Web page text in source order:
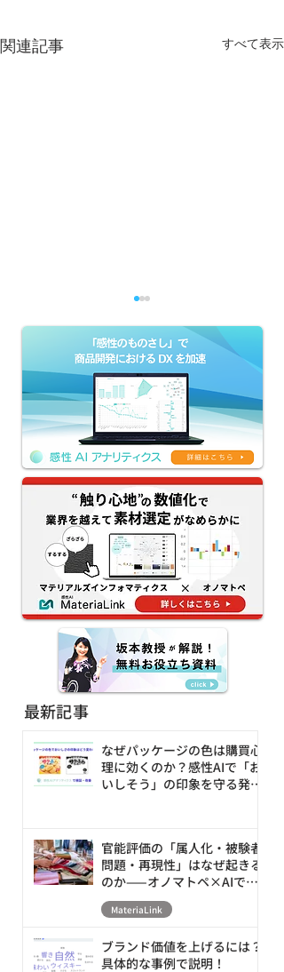
関連記事 すべて表示
【感性AIアナリティクス
新機能リリース】評価
AI×生成AIのクリエイテ
ィブAIワークフローを提
供｜ネーミング・コピ
ー・デザインの試行錯誤
を80%減
最新記事
なぜパッケージの色は購買心
理に効くのか？感性AIで「お
いしそう」の印象を守る発売
官能評価の「属人化・被験者
問題・再現性」はなぜ起きる
のか——オノマトペ×AIで素
材の触感を数値化・シミュレ
ーションする新アプローチ
MateriaLink
ブランド価値を上げるには？
具体的な事例で説明！